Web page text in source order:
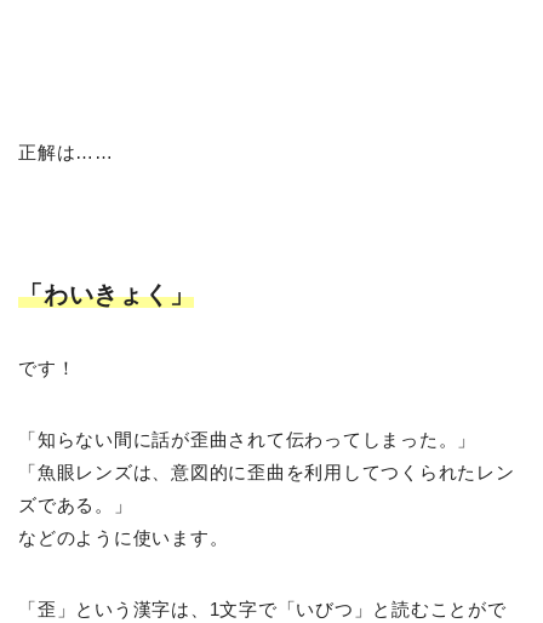
正解は……
「わいきょく」
です！
「知らない間に話が歪曲されて伝わってしまった。」
「魚眼レンズは、意図的に歪曲を利用してつくられたレン
ズである。」
などのように使います。
「歪」という漢字は、1文字で「いびつ」と読むことがで